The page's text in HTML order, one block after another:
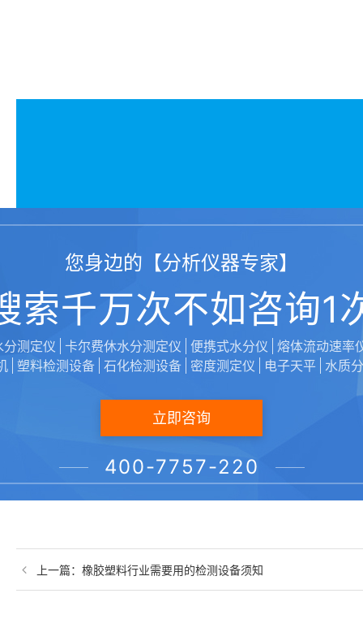
声明：本文由【维科美拓/VicoMeter】编辑上传发布，转载此文
上一篇： 橡胶塑料行业需要用的检测设备须知
您身边的【分析仪器专家】
索千万次不如咨询1
分测定仪 卡尔费休水分测定仪 便携式水分仪 熔体流动速率
塑料检测设备 石化检测设备 密度测定仪 电子天平 水质
立即咨询
400-7757-220